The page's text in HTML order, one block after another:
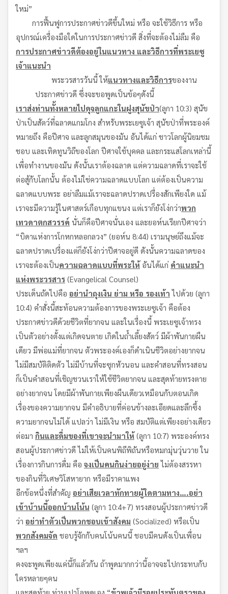
ใหม่”
การฟื้นฟูการประกาศข่าวดีขึ้นใหม่ หรือ จะใช้วิธีการ หรือ
อุปกรณ์เครื่องมือใดในการประกาศข่าวดี สิ่งที่จะต้องไม่ลืม คือ
การประกาศข่าวดีต้องอยู่ในแนวทาง และวิธีการที่พระเยซู
เจ้าแนะนำ
พระวรสารวันนี้ ให้แนวทางและวิธีการของงาน
ประกาศข่าวดี ซึ่งจะขอพูดเป็นข้อๆดังนี้
เราส่งท่านทั้งหลายไปดุจลูกแกะในฝูงสุนัขป่า(ลูกา 10:3) สุนัข
ป่าเป็นสัตว์ที่ฉลาดแกมโกง สำหรับพระเยซูเจ้า สุนัขป่าที่พระองค์
หมายถึง คือปีศาจ และลูกสมุนของมัน อันได้แก่ ชาวโลกผู้นิยมชม
ชอบ และเทิดทูนวิถีของโลก ปีศาจใช้บุคคล และกระแสโลกเหล่านี้
เพื่อทำงานของมัน ดังนั้นเราต้องฉลาด แต่ความฉลาดที่เราจะใช้
ต่อสู้กับโลกนั้น ต้องไม่ใช่ความฉลาดแบบโลก แต่ต้องเป็นความ
ฉลาดแบบพระ อย่าลืมแม้เราจะฉลาดปราดเปรื่องสักเพียงใด แม้
เราจะมีความรู้ในศาสตร์เกือบทุกแขนง แต่เราก็ยังโง่กว่าพวก
เทวดาตกสวรรค์ นั่นก็คือปีศาจนั่นเอง และยอห์นเรียกปีศาจว่า
“บิดาแห่งการโกหกหลอกลวง” (ยอห์น 8:44) เรามนุษย์ถึงแม้จะ
ฉลาดปราดเปรื่องแต่ก็ยังโง่กว่าปีศาจอยู่ดี ดังนั้นความฉลาดของ
เราจะต้องเป็นความฉลาดแบบที่พระให้อันได้แก่ คำแนะนำ
แห่งพระวรสาร (Evangelical Counsel)
ประเด็นถัดไปคือ อย่านำถุงเงิน ย่าม หรือ รองเท้า ไปด้วย (ลูกา
10:4) คำสั่งนี้สะท้อนความต้องการของพระเยซูเจ้า คือต้อง
ประกาศข่าวดีด้วยชีวิตที่ยากจน และในเรื่องนี้ พระเยซูเจ้าทรง
เป็นตัวอย่างตั้งแต่เกิดจนตาย เกิดในถ้ำเลี้ยงสัตว์ มีผ้าพันกายผืน
เดียว มีพ่อแม่ที่ยากจน ตัวพระองค์เองก็ดำเนินชีวิตอย่างยากจน
ไม่มีสมบัติติดตัว ไม่มีบ้านที่จะซุกหัวนอน และคำสอนที่ทรงสอน
ก็เป็นคำสอนที่เชิญชวนเราให้ใช้ชีวิตยากจน และสุดท้ายทรงตาย
อย่างยากจน โดยมีผ้าพันกายเพียงผืนเดียวเหมือนกับตอนเกิด
เรื่องของความยากจน มีคำอธิบายที่ค่อนข้างละเอียดและลึกซึ้ง
ความยากจนไม่ได้ แปลว่า ไม่มีเงิน หรือ สมบัติแต่เพียงอย่างเดียว
ต่อมา กินและดื่มของที่เขาจะนำมาให้(ลูกา 10:7) พระองค์ทรง
สอนผู้ประกาศข่าวดี ไม่ให้เป็นคนพิถีพิถันหรือหมกมุ่นวุ่นวาย ใน
เรื่องการกินการดื่ม คือ จงเป็นคนกินง่ายอยู่ง่าย ไม่ต้องสรรหา
ของกินที่วิเศษวิโสหายาก หรือมีราคาแพง
อีกข้อหนึ่งที่สำคัญ อย่าเสียเวลาทักทายผู้ใดตามทาง….อย่า
เข้าบ้านนี้ออกบ้านโน้น (ลูกา 10:4+7) ทรงสอนผู้ประกาศข่าวดี
ว่า อย่าทำตัวเป็นพวกชอบเข้าสังคม (Socialized) หรือเป็น
พวกสังคมจัด ชอบรู้จักกับคนโน้นคนนี้ ชอบมีคนดังเป็นเพื่อน
ฯลฯ
คงจะพูดเพียงแค่นี้ก็แล้วกัน ถ้าพูดมากกว่านี้อาจจะไปกระทบกับ
ใครหลายๆคน